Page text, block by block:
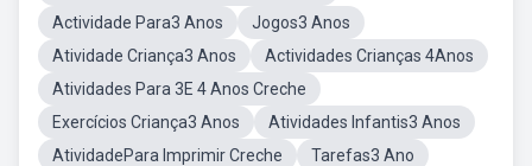
Actividade Para3 Anos
Jogos3 Anos
Atividade Criança3 Anos
Actividades Crianças 4Anos
Atividades Para 3E 4 Anos Creche
Exercícios Criança3 Anos
Atividades Infantis3 Anos
AtividadePara Imprimir Creche
Tarefas3 Ano